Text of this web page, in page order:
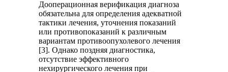
Дооперационная верификация диагноза
обязательна для определения адекватной
тактики лечения, уточнения показаний
или противопоказаний к различным
вариантам противоопухолевого лечения
[3]. Однако поздняя диагностика,
отсутствие эффективного
нехирургического лечения при